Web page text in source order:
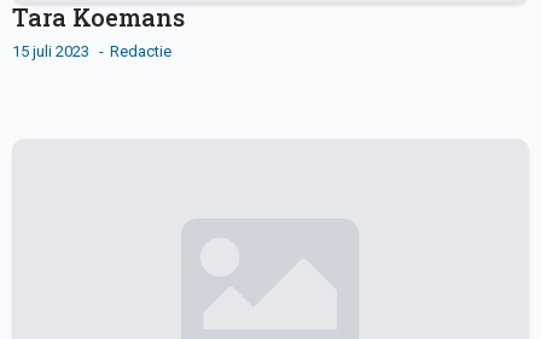
Tara Koemans
15 juli 2023 Redactie